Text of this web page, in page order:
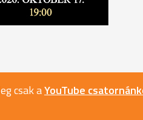
csak aYouTube